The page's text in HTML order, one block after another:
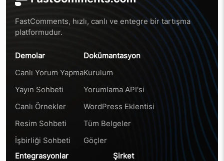
FastComments, hızlı, canlı ve entegre bir tartışma
platformudur.
Demolar
Canlı Yorum Yapma
Yayın Sohbeti
Canlı Örnekler
Resim Sohbeti
İşbirliği Sohbeti
Dokümantasyon
Kurulum
Yorumlama API'si
WordPress Eklentisi
Tüm Belgeler
Göçler
Entegrasyonlar
Şirket